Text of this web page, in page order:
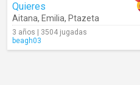
Quieres
Aitana, Emilia, Ptazeta
3 años | 3504 jugadas
beagh03